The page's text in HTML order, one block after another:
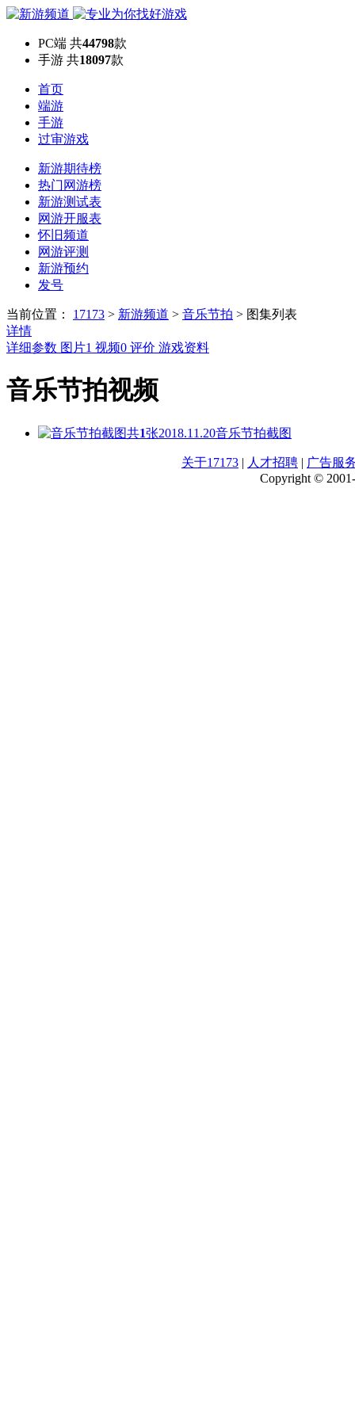
PC端 共44798款
手游 共18097款
首页
端游
手游
过审游戏
新游期待榜
热门网游榜
新游测试表
网游开服表
怀旧频道
网游评测
新游预约
发号
当前位置： 17173 > 新游频道 > 音乐节拍 > 图集列表
详情
详细参数 图片1 视频0 评价 游戏资料
音乐节拍视频
共1张2018.11.20音乐节拍截图
关于17173 | 人才招聘 | 广告服
Copyright ©